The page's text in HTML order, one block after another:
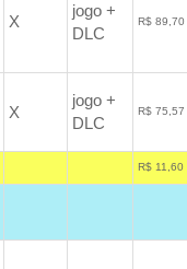
X
jogo +
DLC
R$
X
jogo +
DLC
R$
R$ 11,60